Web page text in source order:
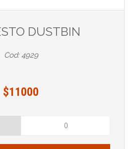
DUSTBIN
Cod: 4929
$11000